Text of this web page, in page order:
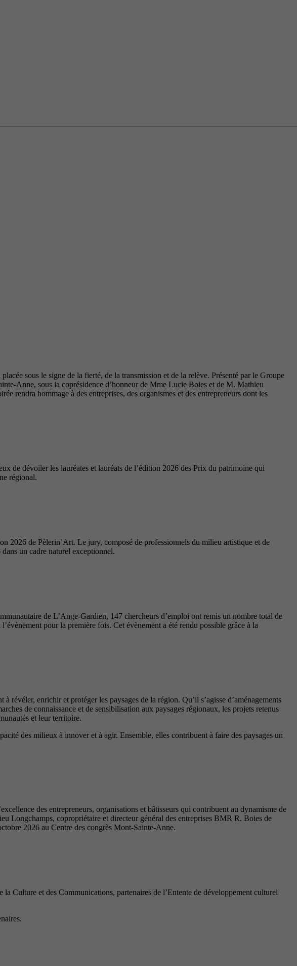
sous le signe de la fierté, de la transmission et de la relève. Présenté par le Groupe
Anne, sous la coprésidence d’honneur de Mme Lucie Boies et de M. Mathieu
rendra hommage à des entreprises, des organismes et des entrepreneurs dont les
de dévoiler les lauréates et lauréats de l’édition 2026 des Prix du patrimoine qui
régional.
2026 de Pèlerin’Art. Le jury, composé de professionnels du milieu artistique et de
un cadre naturel exceptionnel.
de L’Ange-Gardien, 147 chercheurs d’emploi ont remis un nombre total de
pour la première fois. Cet évènement a été rendu possible grâce à la
enrichir et protéger les paysages de la région. Qu’il s’agisse d’aménagements
de connaissance et de sensibilisation aux paysages régionaux, les projets retenus
et leur territoire.
des milieux à innover et à agir. Ensemble, elles contribuent à faire des paysages un
des entrepreneurs, organisations et bâtisseurs qui contribuent au dynamisme de
Longchamps, copropriétaire et directeur général des entreprises BMR R. Boies de
2026 au Centre des congrès Mont-Sainte-Anne.
Culture et des Communications, partenaires de l’Entente de développement culturel